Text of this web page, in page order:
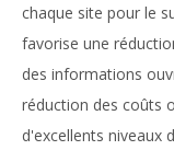
chaque site pour le
favorise une
des informations
réduction des coûts
d'excellents niveaux